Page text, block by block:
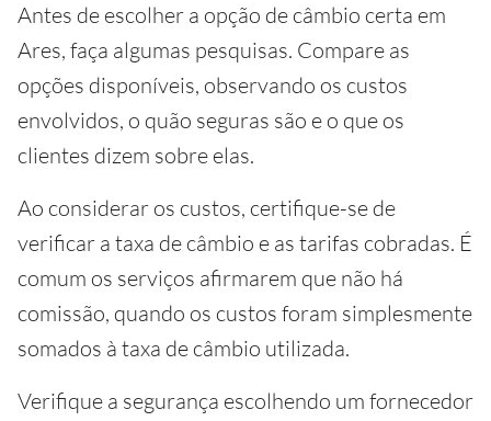
Antes de escolher a opção de câmbio certa em
Ares, faça algumas pesquisas. Compare as
opções disponíveis, observando os custos
envolvidos, o quão seguras são e o que os
clientes dizem sobre elas.
Ao considerar os custos, certifique-se de
verificar a taxa de câmbio e as tarifas cobradas. É
comum os serviços afirmarem que não há
comissão, quando os custos foram simplesmente
somados à taxa de câmbio utilizada.
Verifique a segurança escolhendo um fornecedor